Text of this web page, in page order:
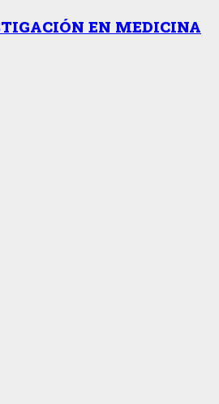
EN MEDICINA